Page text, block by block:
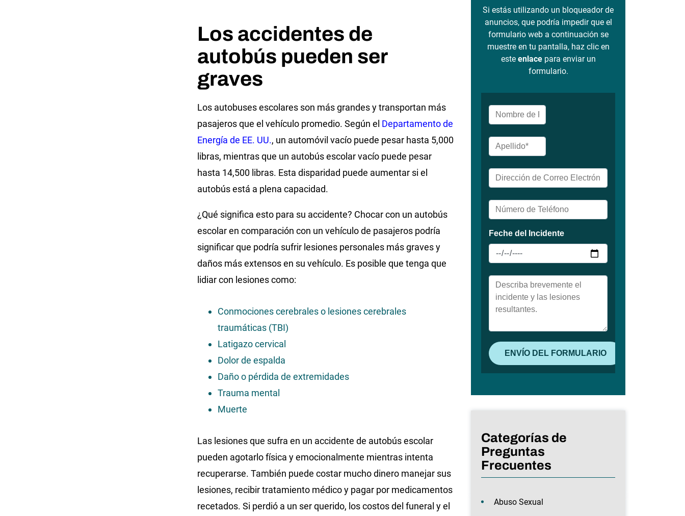
Los accidentes de
autobús pueden ser
graves
Los autobuses escolares son más grandes y transportan más
pasajeros que el vehículo promedio. Según el Departamento de
Energía de EE. UU., un automóvil vacío puede pesar hasta 5,000
libras, mientras que un autobús escolar vacío puede pesar
hasta 14,500 libras. Esta disparidad puede aumentar si el
autobús está a plena capacidad.
¿Qué significa esto para su accidente? Chocar con un autobús
escolar en comparación con un vehículo de pasajeros podría
significar que podría sufrir lesiones personales más graves y
daños más extensos en su vehículo. Es posible que tenga que
lidiar con lesiones como:
Conmociones cerebrales o lesiones cerebrales
traumáticas (TBI)
Latigazo cervical
Dolor de espalda
Daño o pérdida de extremidades
Trauma mental
Muerte
Las lesiones que sufra en un accidente de autobús escolar
pueden agotarlo física y emocionalmente mientras intenta
recuperarse. También puede costar mucho dinero manejar sus
lesiones, recibir tratamiento médico y pagar por medicamentos
recetados. Si perdió a un ser querido, los costos del funeral y el
Si estás utilizando un bloqueador de
anuncios, que podría impedir que el
formulario web a continuación se
muestre en tu pantalla, haz clic en
este enlacepara enviar un
formulario.
Categorías de
Preguntas
Frecuentes
Abuso Sexual